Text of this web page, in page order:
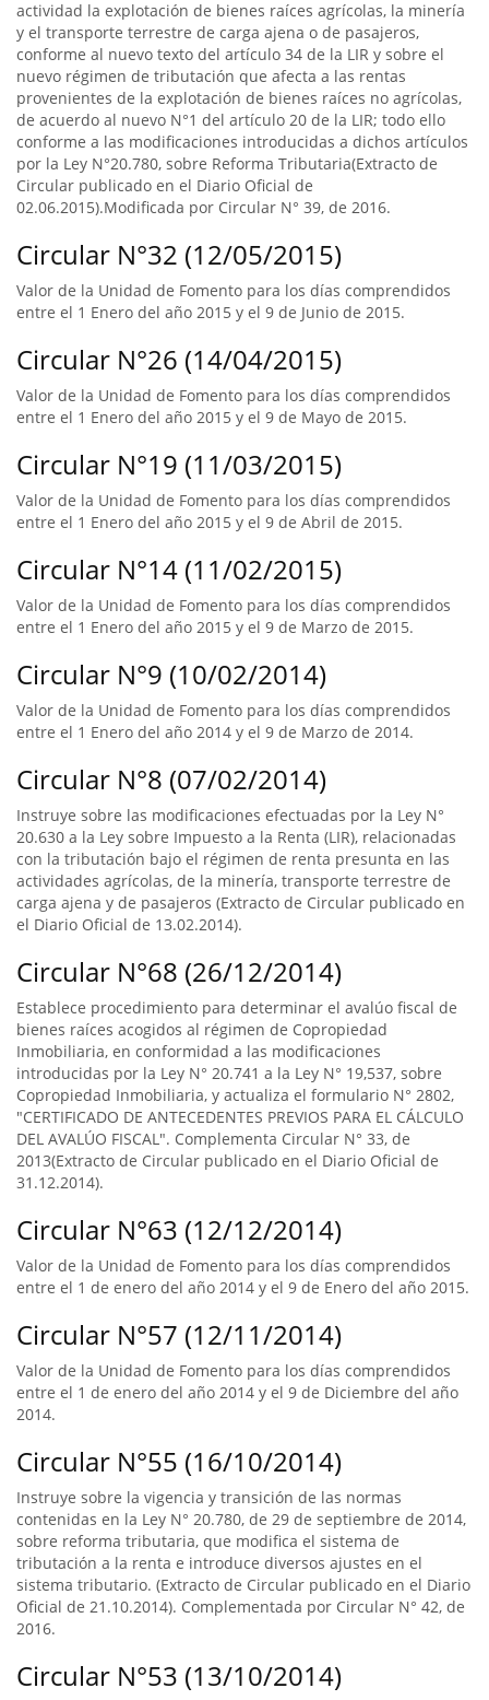
actividad la explotación de bienes raíces agrícolas, la minería
y el transporte terrestre de carga ajena o de pasajeros,
conforme al nuevo texto del artículo 34 de la LIR y sobre el
nuevo régimen de tributación que afecta a las rentas
provenientes de la explotación de bienes raíces no agrícolas,
de acuerdo al nuevo N°1 del artículo 20 de la LIR; todo ello
conforme a las modificaciones introducidas a dichos artículos
por la Ley N°20.780, sobre Reforma Tributaria(Extracto de
Circular publicado en el Diario Oficial de
02.06.2015).Modificada por Circular N° 39, de 2016.
Circular N°32 (12/05/2015)
Valor de la Unidad de Fomento para los días comprendidos
entre el 1 Enero del año 2015 y el 9 de Junio de 2015.
Circular N°26 (14/04/2015)
Valor de la Unidad de Fomento para los días comprendidos
entre el 1 Enero del año 2015 y el 9 de Mayo de 2015.
Circular N°19 (11/03/2015)
Valor de la Unidad de Fomento para los días comprendidos
entre el 1 Enero del año 2015 y el 9 de Abril de 2015.
Circular N°14 (11/02/2015)
Valor de la Unidad de Fomento para los días comprendidos
entre el 1 Enero del año 2015 y el 9 de Marzo de 2015.
Circular N°9 (10/02/2014)
Valor de la Unidad de Fomento para los días comprendidos
entre el 1 Enero del año 2014 y el 9 de Marzo de 2014.
Circular N°8 (07/02/2014)
Instruye sobre las modificaciones efectuadas por la Ley N°
20.630 a la Ley sobre Impuesto a la Renta (LIR), relacionadas
con la tributación bajo el régimen de renta presunta en las
actividades agrícolas, de la minería, transporte terrestre de
carga ajena y de pasajeros (Extracto de Circular publicado en
el Diario Oficial de 13.02.2014).
Circular N°68 (26/12/2014)
Establece procedimiento para determinar el avalúo fiscal de
bienes raíces acogidos al régimen de Copropiedad
Inmobiliaria, en conformidad a las modificaciones
introducidas por la Ley N° 20.741 a la Ley N° 19,537, sobre
Copropiedad Inmobiliaria, y actualiza el formulario N° 2802,
"CERTIFICADO DE ANTECEDENTES PREVIOS PARA EL CÁLCULO
DEL AVALÚO FISCAL". Complementa Circular N° 33, de
2013(Extracto de Circular publicado en el Diario Oficial de
31.12.2014).
Circular N°63 (12/12/2014)
Valor de la Unidad de Fomento para los días comprendidos
entre el 1 de enero del año 2014 y el 9 de Enero del año 2015.
Circular N°57 (12/11/2014)
Valor de la Unidad de Fomento para los días comprendidos
entre el 1 de enero del año 2014 y el 9 de Diciembre del año
2014.
Circular N°55 (16/10/2014)
Instruye sobre la vigencia y transición de las normas
contenidas en la Ley N° 20.780, de 29 de septiembre de 2014,
sobre reforma tributaria, que modifica el sistema de
tributación a la renta e introduce diversos ajustes en el
sistema tributario. (Extracto de Circular publicado en el Diario
Oficial de 21.10.2014). Complementada por Circular N° 42, de
2016.
Circular N°53 (13/10/2014)